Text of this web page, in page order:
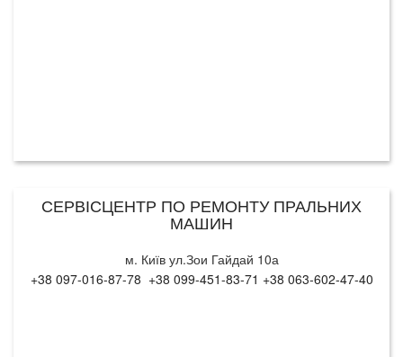
СЕРВІСЦЕНТР ПО РЕМОНТУ ПРАЛЬНИХ
МАШИН
м. Київ ул.Зои Гайдай 10а
+38 097-016-87-78 +38 099-451-83-71 +38 063-602-47-40